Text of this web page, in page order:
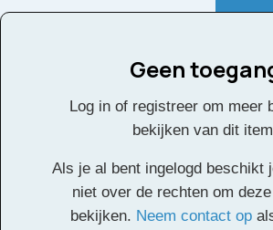
De Nachtegaal van
Bijlmer, les 4: De
De leerlingen horen over de
kennis met Beethoven
Geen
Log in of registreer om meer
bekijken van dit
Als je al bent ingelogd beschikt
niet over de rechten om
bekijken. Neem contact op